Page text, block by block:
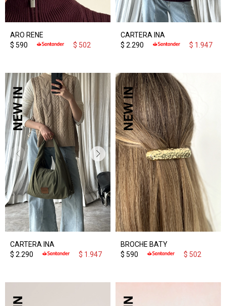
ARO RENE
$ 590 $ 502
CARTERA INA
$ 2.290 $ 1.947
CARTERA INA
$ 2.290 $ 1.947
BROCHE BATY
$ 590 $ 502